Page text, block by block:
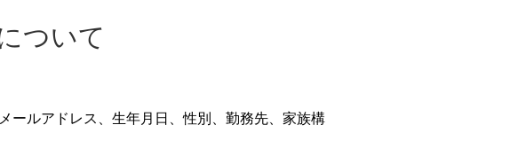
ついて
ールアドレス、生年月日、性別、勤務先、家族構